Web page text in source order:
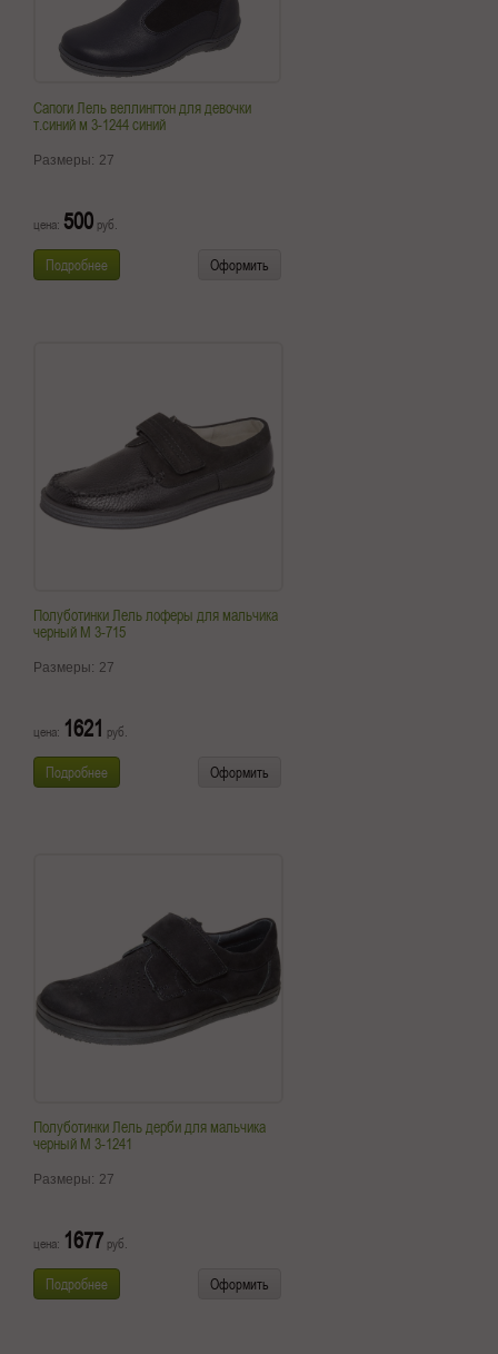
Сапоги Лель веллингтон для девочки
т.синий м 3-1244 синий
Размеры: 27
цена: 500 руб.
Подробнее Оформить
Полуботинки Лель лоферы для мальчика
черный М 3-715
Размеры: 27
цена: 1621 руб.
Подробнее Оформить
Полуботинки Лель дерби для мальчика
черный М 3-1241
Размеры: 27
цена: 1677 руб.
Подробнее Оформить